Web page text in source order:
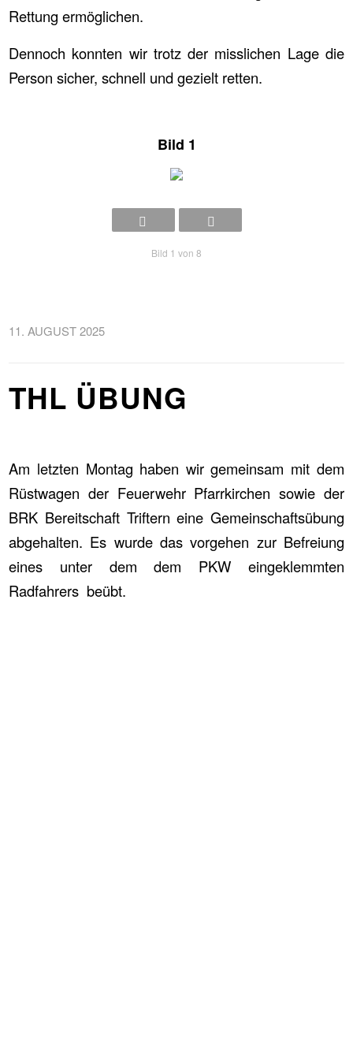
Rettung ermöglichen.
Dennoch konnten wir trotz der misslichen Lage die
Person sicher, schnell und gezielt retten.
Bild 1
Bild 1 von 8
11. AUGUST 2025
THL ÜBUNG
Am letzten Montag haben wir gemeinsam mit dem
Rüstwagen der Feuerwehr Pfarrkirchen sowie der
BRK Bereitschaft Triftern eine Gemeinschaftsübung
abgehalten. Es wurde das vorgehen zur Befreiung
eines unter dem dem PKW eingeklemmten
Radfahrers beübt.